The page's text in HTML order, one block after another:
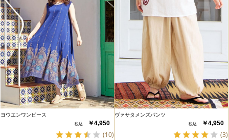
ヨウエンワンピース
￥4,950
(10)
ヴァサタメンズパンツ
￥4,950
(3)